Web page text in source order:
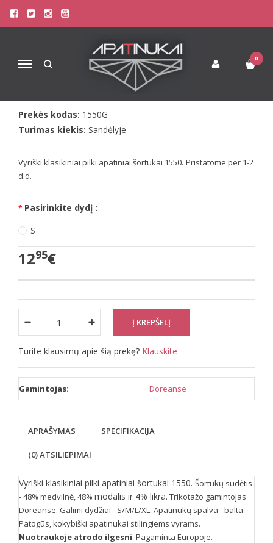
Navigacija
0
Pagrindinis Apatinis Trikotažas Vyrams
Doreanse Vyriški klasikiniai pilki apatiniai šortukai 1550
DOREANSE VYRIŠKI KLASIKINIAI
PILKI APATINIAI ŠORTUKAI 1550
Prekės kodas: 1550G
Turimas kiekis: Sandėlyje
Vyriški klasikiniai pilki apatiniai šortukai 1550. Pristatome per 1-2
d.d.
Pasirinkite dydį :
S
1295€
Turite klausimų apie šią prekę? Klauskite
Gamintojas: Doreanse
APRAŠYMAS SPECIFIKACIJA
(0) ATSILIEPIMAI
Vyriški klasikiniai pilki apatiniai šortukai 1550. Šortukų sudėtis
- 48% medvilnė,48% modalis ir 4% likra. Trikotažo gamintojas
Doreanse. Galimi dydžiai - S/M/L/XL. Apatinukų spalva - balta.
Patogūs, kokybiški apatinukai stilingiems vyrams.
Nuotraukoje atrodo ilgesni. Pagaminta Europoje.